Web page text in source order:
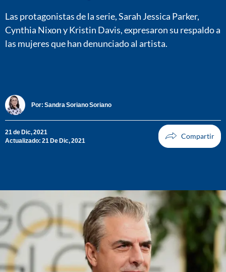
Las protagonistas de la serie, Sarah Jessica Parker,
Cynthia Nixon y Kristin Davis, expresaron su respaldo a
las mujeres que han denunciado al artista.
Por: Sandra Soriano Soriano
21 de Dic, 2021
Actualizado: 21 De Dic, 2021